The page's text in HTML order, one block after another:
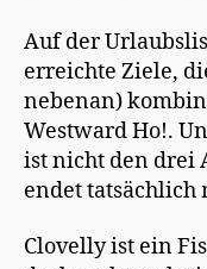
Auf der
erreichte Ziele,
nebenan)
Westward Ho!.
ist nicht den drei
endet tatsächlich
Clovelly ist ein